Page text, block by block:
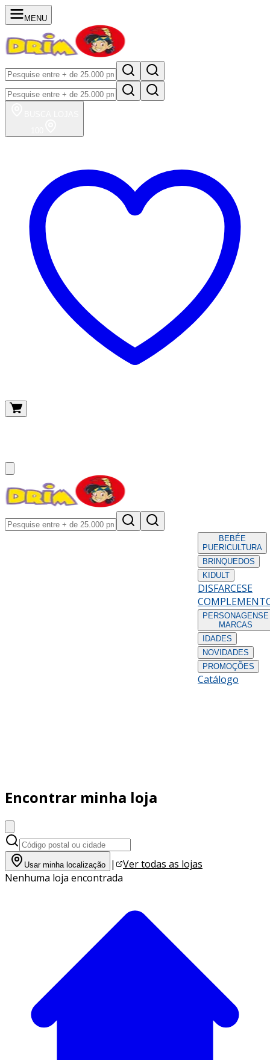
MENU
BEBÉE
PUERICULTURA
BRINQUEDOS
KIDULT
DISFARCESE
PERSONAGENS E
MARCAS
IDADES
NOVIDADES
PROMOÇÕES
Catálogo
Encontrar minha loja
Usar minha localização |
Ver todas as lojas
Nenhuma loja encontrada